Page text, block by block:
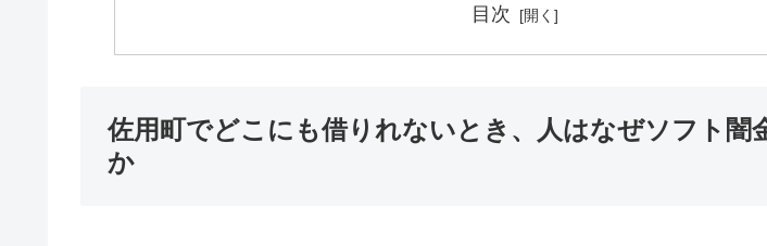
目次
佐用町でどこにも借りれないとき、人はなぜソフト闇
か